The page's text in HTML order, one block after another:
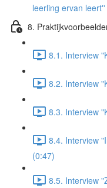
leerling ervan
8.
8.1. Interview
8.2. Interview
8.3. Interview
8.4. Interview
(0:47)
8.5. Interview